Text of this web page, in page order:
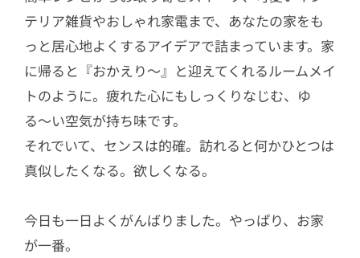
テリア雑貨やおしゃれ家電まで、あなたの家をも
っと居心地よくするアイデアで詰まっています。家
に帰ると『おかえり〜』と迎えてくれるルームメイ
トのように。疲れた心にもしっくりなじむ、ゆ
る〜い空気が持ち味です。
それでいて、センスは的確。訪れると何かひとつは
真似したくなる。欲しくなる。
今日も一日よくがんばりました。やっぱり、お家
が一番。